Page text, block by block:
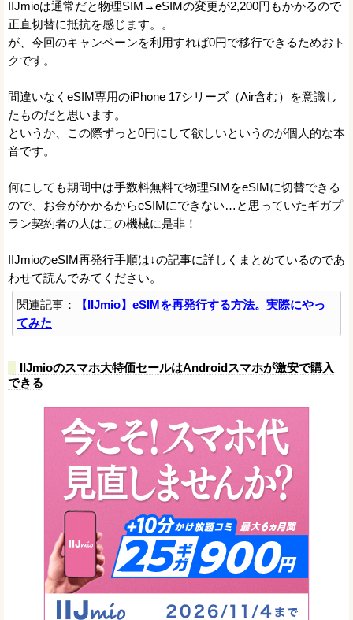
IIJmioは通常だと物理SIM→eSIMの変更が2,200円もかかるので
正直切替に抵抗を感じます。。
が、今回のキャンペーンを利用すれば0円で移行できるためおト
クです。
間違いなくeSIM専用のiPhone 17シリーズ（Air含む）を意識し
たものだと思います。
というか、この際ずっと0円にして欲しいというのが個人的な本
音です。
何にしても期間中は手数料無料で物理SIMをeSIMに切替できる
ので、お金がかかるからeSIMにできない…と思っていたギガプ
ラン契約者の人はこの機械に是非！
IIJmioのeSIM再発行手順は↓の記事に詳しくまとめているのであ
わせて読んでみてください。
関連記事：
【IIJmio】eSIMを再発行する方法。実際にやっ
てみた
IIJmioのスマホ大特価セールはAndroidスマホが激安で購入
できる